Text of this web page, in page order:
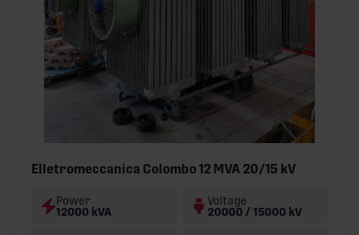
Elletromeccanica Colombo 12 MVA 20/15 kV
Power
12000 kVA
Voltage
20000 / 15000 kV